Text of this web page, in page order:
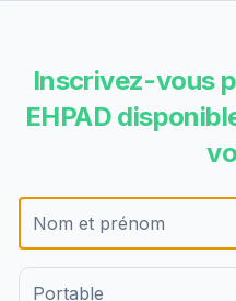
Obtenir le tarif →
Inscrivez-vous
EHPAD